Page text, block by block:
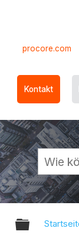
procore.com
Kontakt